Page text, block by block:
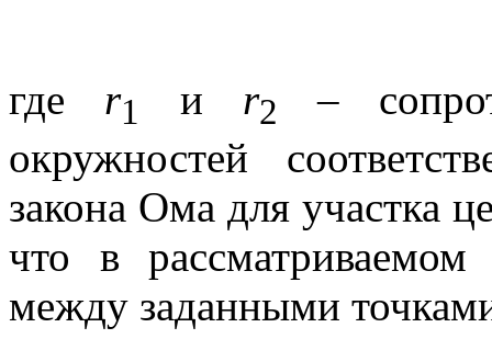
где r1 и r2
–
окружностей
закона Ома для участка
что в рассматриваемом
между заданными